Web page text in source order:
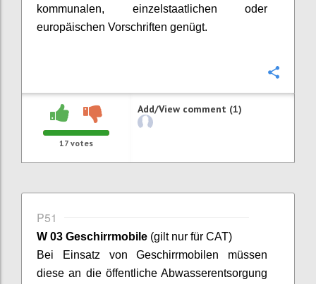
kommunalen, einzelstaatlichen oder
europäischen Vorschriften genügt.
17 votes
Add/View comment (1)
P51
W 03 Geschirrmobile (gilt nur für CAT)
Bei Einsatz von Geschirrmobilen müssen
diese an die öffentliche Abwasserentsorgung